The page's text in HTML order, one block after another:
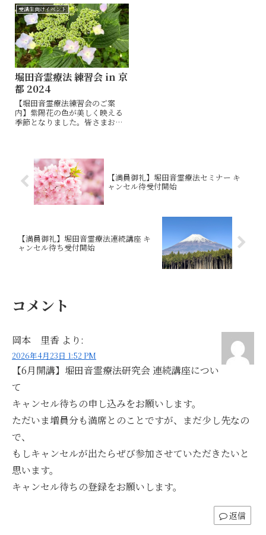
のでしょうか？今回はちょっと
お知らせです！北海道では一番
人気の季節６月今回の札幌講座
はこれまでに受講されてきた皆
様へ特典をつけ...
受講生向けイベント
堀田音霊療法 練習会 in 京
都 2024
【堀田音霊療法練習会のご案
内】紫陽花の色が美しく映える
季節となりました。皆さまお変
らの熱い想いで、少しでも日常
に活用いただけるよう練習会を
開催いたします。堀...
【満員御礼】堀田音霊療法セミナー キ
ャンセル待受付開始
【満員御礼】堀田音霊療法連続講座 キ
ャンセル待ち受付開始
コメント
岡本 里香 より:
2026年4月23日 1:52 PM
【6月開講】堀田音霊療法研究会 連続講座につい
て
キャンセル待ちの申し込みをお願いします。
ただいま増員分も満席とのことですが、まだ少し先なの
で、
もしキャンセルが出たらぜび参加させていただきたいと
思います。
キャンセル待ちの登録をお願いします。
返信